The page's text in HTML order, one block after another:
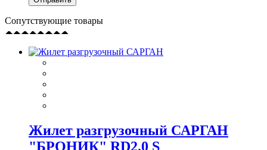
Сопутствующие товары
Жилет разгрузочный САРГАН
"БРОНИК" RD2.0 S